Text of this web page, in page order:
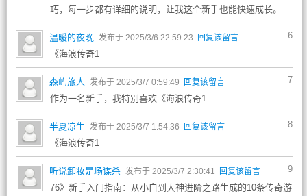
巧，每一步都有详细的说明，让我这个新手也能快速成长。
6
温暖的夜晚 发布于 2025/3/6 22:59:23 回复该留言
《海浪传奇1
7
森屿旅人 发布于 2025/3/7 0:59:49 回复该留言
作为一名新手，我特别喜欢《海浪传奇1
8
半夏凉生 发布于 2025/3/7 1:54:36 回复该留言
《海浪传奇1
9
听说卸妆是场谋杀 发布于 2025/3/7 2:30:41 回复该留言
76》新手入门指南：从小白到大神进阶之路生成的10条传奇游